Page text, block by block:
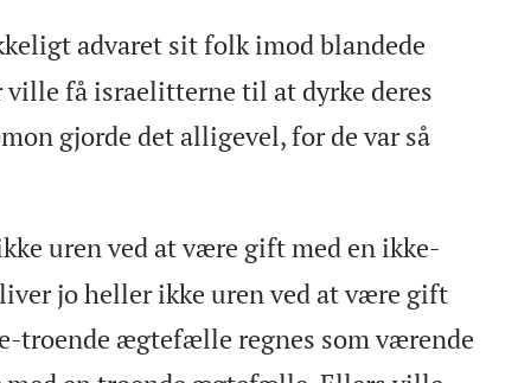
advaret sit folk imod blandede
få israelitterne til at dyrke deres
gjorde det alligevel, for de var så
uren ved at være gift med en ikke-
jo heller ikke uren ved at være gift
troende ægtefælle regnes som værende